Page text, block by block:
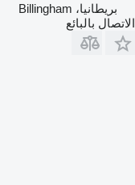
بريطانيا، Billingham
الاتصال بالبائع